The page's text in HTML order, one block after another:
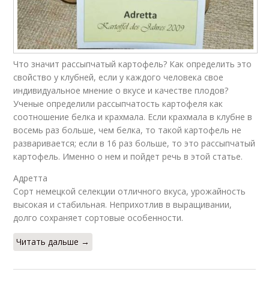
Что значит рассыпчатый картофель? Как определить это
свойство у клубней, если у каждого человека свое
индивидуальное мнение о вкусе и качестве плодов?
Ученые определили рассыпчатость картофеля как
соотношение белка и крахмала. Если крахмала в клубне в
восемь раз больше, чем белка, то такой картофель не
разваривается; если в 16 раз больше, то это рассыпчатый
картофель. Именно о нем и пойдет речь в этой статье.
Адретта
Сорт немецкой селекции отличного вкуса, урожайность
высокая и стабильная. Неприхотлив в выращивании,
долго сохраняет сортовые особенности.
Читать дальше →